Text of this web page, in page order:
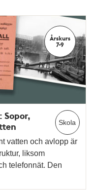
Årskurs
7-9
Skola
Sopor,
vatten och avlopp är
liksom
telefonnät. Den